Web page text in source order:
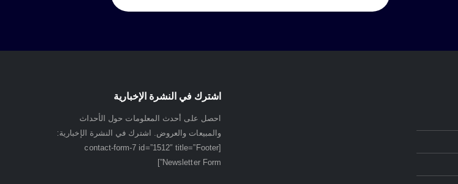
اشترك في النشرة الإخبارية
احصل على أحدث المعلومات حول الأحداث
والمبيعات والعروض. اشترك في النشرة الإخبارية:
[contact-form-7 id=”1512″ title=”Footer
Newsletter Form”]